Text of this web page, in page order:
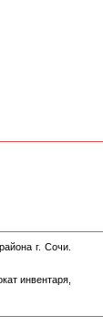
г. Сочи.
инвентаря,